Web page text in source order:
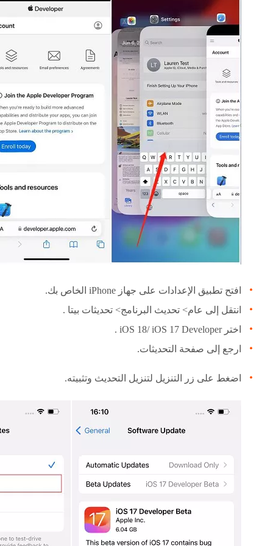
افتح تطبيق الإعدادات على جهاز iPhone الخاص بك.
انتقل إلى عام> تحديث البرنامج> تحديثات بيتا .
اختر iOS 18/ iOS 17 Developer .
ارجع إلى صفحة التحديثات.
اضغط على زر التنزيل لتنزيل التحديث وتثبيته.